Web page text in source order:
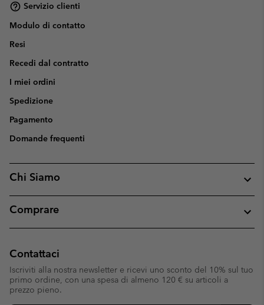
Servizio clienti
Modulo di contatto
Resi
Recedi dal contratto
I miei ordini
Spedizione
Pagamento
Domande frequenti
Chi Siamo
Comprare
Contattaci
Iscriviti alla nostra newsletter e ricevi uno sconto del 10% sul tuo
primo ordine, con una spesa di almeno 120 € su articoli a
prezzo pieno.